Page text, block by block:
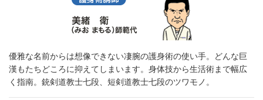
優雅な名前からは想像できない凄腕の護身術の使い手。どんな巨
漢もたちどころに抑えてしまいます。身体技から生活術まで幅広
く指南。銃剣道教士七段、短剣道教士七段のツワモノ。